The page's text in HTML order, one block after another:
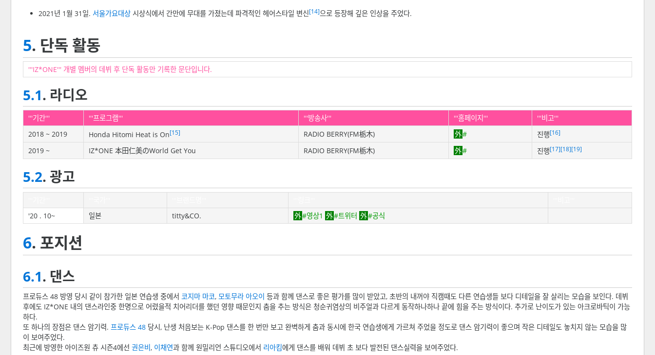
2021년 1월 31일. 서울가요대상 시상식에서 간만에 무대를 가졌는데 파격적인 헤어스타일 변신[14]으로 등장해 깊은 인상을 주었다.
5. 단독 활동
'''IZ*ONE''' 개별 멤버의 데뷔 후 단독 활동만 기록한 문단입니다.
5.1. 라디오
'''기간''' '''프로그램''' '''방송사''' '''홈페이지'''
'''비고'''
2018 ~ 2019
Honda Hitomi Heat is On[15] RADIO BERRY(FM栃木) # 진행[16]
2019 ~ IZ*ONE 本田仁美のWorld Get You RADIO BERRY(FM栃木) # 진행[17][18][19]
5.2. 광고
'20 . 10~
일본 titty&CO. #영상1 #트위터 #공식
6. 포지션
6.1. 댄스
프로듀스 48 방영 당시 같이 참가한 일본 연습생 중에서 코지마 마코, 모토무라 아오이 등과 함께 댄스로 좋은 평가를 많이 받았고, 초반의 내꺼야 직캠때도 다른 연습생들 보다 디테일을 잘 살리는 모습을 보인다. 데뷔
후에도 IZ*ONE 내의 댄스라인중 한명으로 어렸을적 치어리더를 했던 영향 때문인지 춤을 추는 방식은 청순귀염상의 비주얼과 다르게 동작하나하나 끝에 힘을 주는 방식이다. 추가로 난이도가 있는 아크로바틱이 가능
하다.
또 하나의 장점은 댄스 암기력. 프로듀스 48 당시, 난생 처음보는 K-Pop 댄스를 한 번만 보고 완벽하게 춤과 동시에 한국 연습생에게 가르쳐 주었을 정도로 댄스 암기력이 좋으며 작은 디테일도 놓치지 않는 모습을 많
이 보여주었다.
최근에 방영한 아이즈원 츄 시즌4에선 권은비, 이채연과 함께 원밀리언 스튜디오에서 리아킴에게 댄스를 배워 데뷔 초 보다 발전된 댄스실력을 보여주었다.